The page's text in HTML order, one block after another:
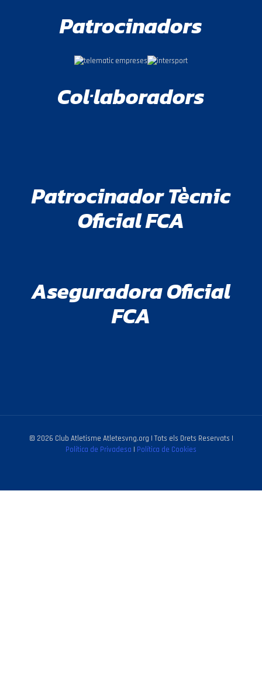
Patrocinadors
Col·laboradors
Patrocinador Tècnic
Oficial FCA
Aseguradora Oficial
FCA
© 2026 Club Atletisme Atletesvng.org | Tots els Drets Reservats |
Política de Privadesa | Política de Cookies